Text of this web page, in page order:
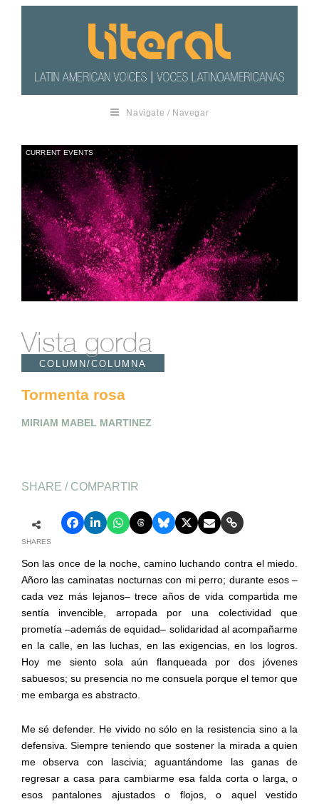
Navigate / Navegar
CURRENT EVENTS
Vista gorda
COLUMN/COLUMNA
Tormenta rosa
MIRIAM MABEL MARTINEZ
SHARE / COMPARTIR
SHARES
Son las once de la noche, camino luchando contra el miedo.
Añoro las caminatas nocturnas con mi perro; durante esos –
cada vez más lejanos– trece años de vida compartida me
sentía invencible, arropada por una colectividad que
prometía –además de equidad– solidaridad al acompañarme
en la calle, en las luchas, en las exigencias, en los logros.
Hoy me siento sola aún flanqueada por dos jóvenes
sabuesos; su presencia no me consuela porque el temor que
me embarga es abstracto.
Me sé defender. He vivido no sólo en la resistencia sino a la
defensiva. Siempre teniendo que sostener la mirada a quien
me observa con lascivia; aguantándome las ganas de
regresar a casa para cambiarme esa falda corta o larga, o
esos pantalones ajustados o flojos, o aquel vestido